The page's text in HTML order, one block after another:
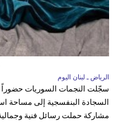
الرياض ـ لبنان اليوم
السجادة البنفسجية إلى مساحة
مشاركة حملت رسائل فنية